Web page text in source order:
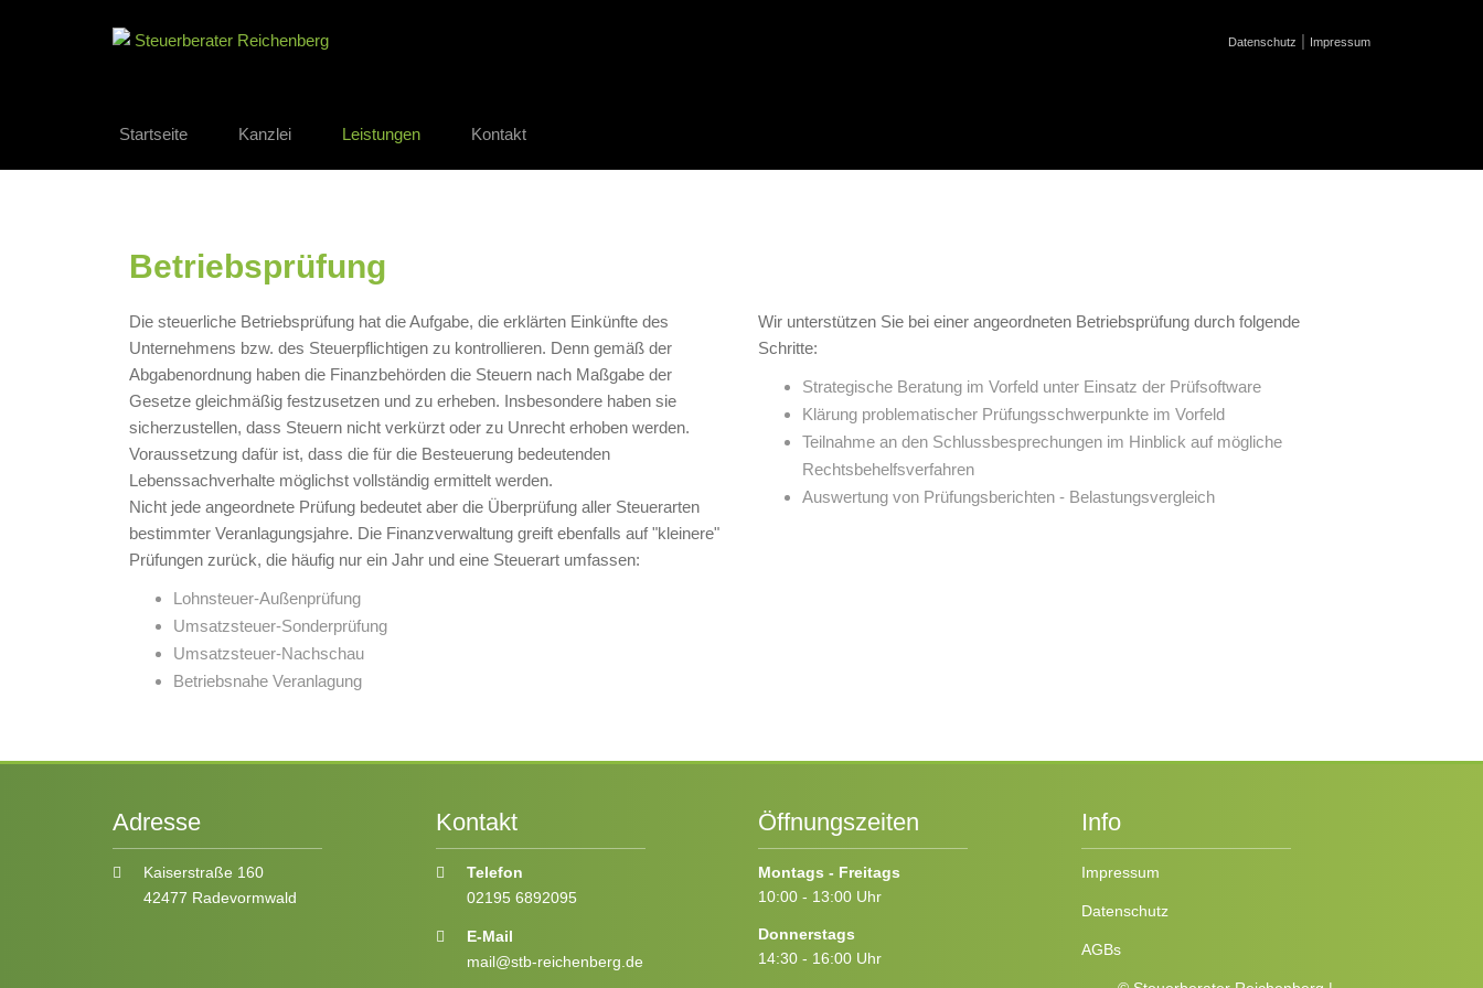
Datenschutz | Impressum
Startseite Kanzlei Leistungen Kontakt
Betriebsprüfung
Die steuerliche Betriebsprüfung hat die Aufgabe, die erklärten Einkünfte des
Unternehmens bzw. des Steuerpflichtigen zu kontrollieren. Denn gemäß der
Abgabenordnung haben die Finanzbehörden die Steuern nach Maßgabe der
Gesetze gleichmäßig festzusetzen und zu erheben. Insbesondere haben sie
sicherzustellen, dass Steuern nicht verkürzt oder zu Unrecht erhoben werden.
Voraussetzung dafür ist, dass die für die Besteuerung bedeutenden
Lebenssachverhalte möglichst vollständig ermittelt werden.
Nicht jede angeordnete Prüfung bedeutet aber die Überprüfung aller Steuerarten
bestimmter Veranlagungsjahre. Die Finanzverwaltung greift ebenfalls auf "kleinere"
Prüfungen zurück, die häufig nur ein Jahr und eine Steuerart umfassen:
Lohnsteuer-Außenprüfung
Umsatzsteuer-Sonderprüfung
Umsatzsteuer-Nachschau
Betriebsnahe Veranlagung
Wir unterstützen Sie bei einer angeordneten Betriebsprüfung durch folgende
Schritte:
Strategische Beratung im Vorfeld unter Einsatz der Prüfsoftware
Klärung problematischer Prüfungsschwerpunkte im Vorfeld
Teilnahme an den Schlussbesprechungen im Hinblick auf mögliche
Rechtsbehelfsverfahren
Auswertung von Prüfungsberichten - Belastungsvergleich
Adresse
Kaiserstraße 160
42477 Radevormwald
Kontakt
Telefon
02195 6892095
E-Mail
mail@stb-reichenberg.de
Öffnungszeiten
Montags - Freitags
10:00 - 13:00 Uhr
Donnerstags
14:30 - 16:00 Uhr
Info
Impressum
Datenschutz
AGBs